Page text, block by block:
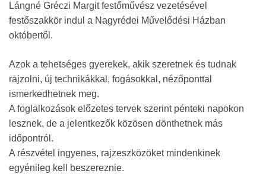
Lángné Gréczi Margit festőművész vezetésével
festőszakkör indul a Nagyrédei Művelődési Házban
októbertől.
Azok a tehetséges gyerekek, akik szeretnek és tudnak
rajzolni, új technikákkal, fogásokkal, nézőponttal
ismerkedhetnek meg.
A foglalkozások előzetes tervek szerint pénteki napokon
lesznek, de a jelentkezők közösen dönthetnek más
időpontról.
A részvétel ingyenes, rajzeszközöket mindenkinek
egyénileg kell beszereznie.